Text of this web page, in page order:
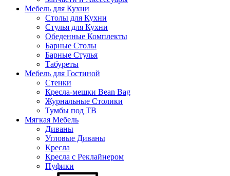
Мебель для Кухни
Столы для Кухни
Стулья для Кухни
Обеденные Комплекты
Барные Столы
Барные Стулья
Табуреты
Мебель для Гостиной
Стенки
Кресла-мешки Bean Bag
Журнальные Столики
Тумбы под ТВ
Мягкая Мебель
Диваны
Угловые Диваны
Кресла
Кресла с Реклайнером
Пуфики